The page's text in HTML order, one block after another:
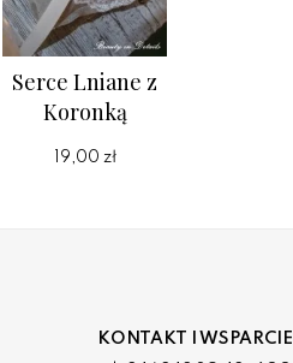
Serce Lniane z
Koronką
19,00 zł
KONTAKT I WSPARCIE